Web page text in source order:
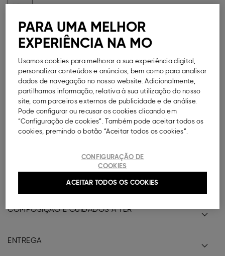
Métodos de Pagamento Disponíveis
DESCRIÇÃO
Pack com três bodies de manga comprida, para
menina, em 100% algodão macio e confortável.
pressão no entrepernas. Etiqueta interior estampada
para não irritar a pele. Três opções de cores diferentes.
000041147756035
COMPOSIÇÃO E CUIDADOS A TER
ENTREGA
PARA UMA MELHOR
EXPERIÊNCIA NA MO
Usamos cookies para melhorar a sua experiência digital,
personalizar conteúdos e anúncios, bem como para analisar
dados de navegação no nosso website. Adicionalmente,
partilhamos informação, relativa à sua utilização do nosso
site, com parceiros externos de publicidade e de análise.
Pode configurar ou recusar os cookies clicando em
“Configuração de cookies”. Também pode aceitar todos os
cookies, premindo o botão “Aceitar todos os cookies”.
CONFIGURAÇÃO DE
COOKIES
ACEITAR TODOS OS COOKIES